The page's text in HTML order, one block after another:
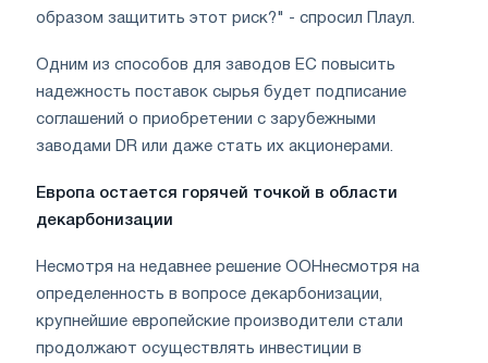
образом защитить этот риск?" - спросил Плаул.
Одним из способов для заводов ЕС повысить
надежность поставок сырья будет подписание
соглашений о приобретении с зарубежными
заводами DR или даже стать их акционерами.
Европа остается горячей точкой в области
декарбонизации
Несмотря на недавнее решение ООНнесмотря на
определенность в вопросе декарбонизации,
крупнейшие европейские производители стали
продолжают осуществлять инвестиции в